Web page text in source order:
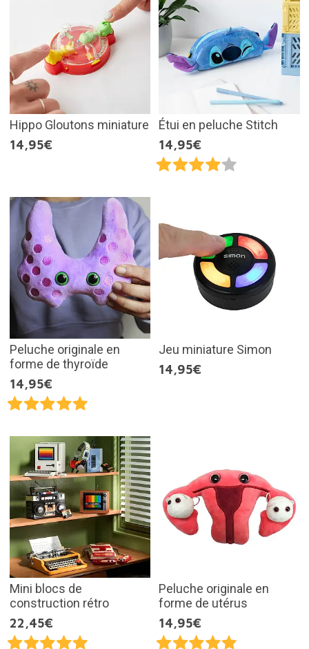
Hippo Gloutons miniature
14,95€
Étui en peluche Stitch
14,95€
Peluche originale en
forme de thyroïde
14,95€
Jeu miniature Simon
14,95€
Mini blocs de
construction rétro
22,45€
Peluche originale en
forme de utérus
14,95€